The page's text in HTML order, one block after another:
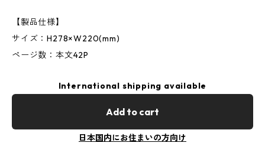
【製品仕様】
サイズ：H278×W220(mm)
ページ数：本文42P
International shipping available
Add to cart
日本国内にお住まいの方向け